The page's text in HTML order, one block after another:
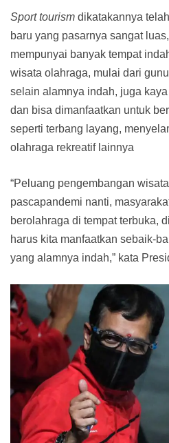
Sport tourism dikatakannya
baru yang pasarnya sangat
mempunyai banyak tempat
wisata olahraga, mulai dari
selain alamnya indah, juga
dan bisa dimanfaatkan untuk
seperti terbang layang,
olahraga rekreatif lainnya
“Peluang pengembangan
pascapandemi nanti,
berolahraga di tempat terbuka,
harus kita manfaatkan sebaik-
yang alamnya indah,” kata